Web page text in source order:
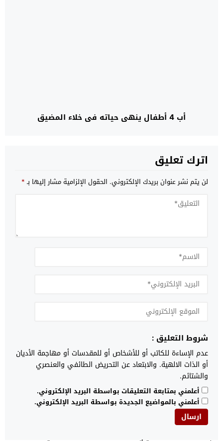
أب 4 أطفال ينهي حياته في خلاء المضيق
اترك تعليق
لن يتم نشر عنوان بريدك الإلكتروني. الحقول الإلزامية مشار إليها بـ*
شروط التعليق :
عدم الإساءة للكاتب أو للأشخاص أو للمقدسات أو مهاجمة الأديان
أو الذات الالهية. والابتعاد عن التحريض الطائفي والعنصري
والشتائم.
أعلمني بمتابعة التعليقات بواسطة البريد الإلكتروني.
أعلمني بالمواضيع الجديدة بواسطة البريد الإلكتروني.